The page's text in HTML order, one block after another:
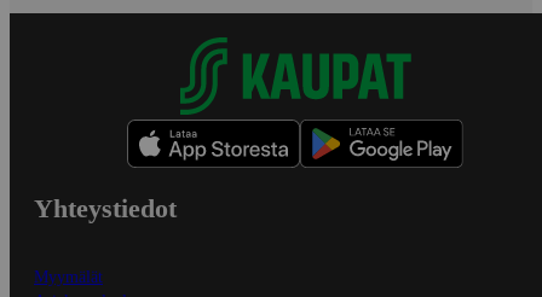
Yhteystiedot
Myymälät